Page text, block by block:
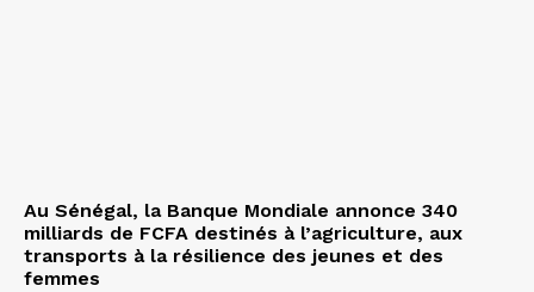
Au Sénégal, la Banque Mondiale annonce 340
milliards de FCFA destinés à l’agriculture, aux
transports à la résilience des jeunes et des
femmes